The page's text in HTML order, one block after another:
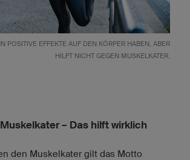
POSITIVE EFFEKTE AUF DEN KÖRPER HABEN, ABER
HILFT NICHT GEGEN MUSKELKATER.
– Das hilft wirklich
den Muskelkater gilt das Motto